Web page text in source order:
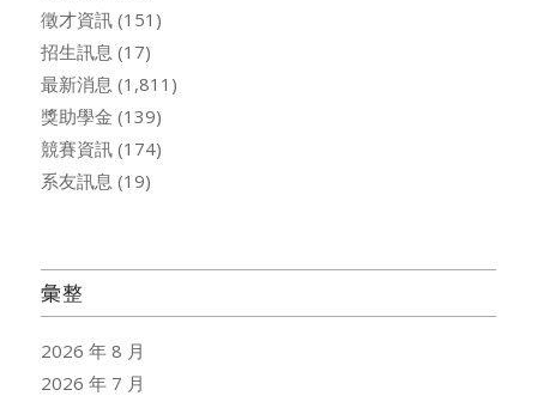
徵才資訊(151)
招生訊息 (17)
最新消息 (1,811)
獎助學金 (139)
競賽資訊(174)
系友訊息 (19)
彙整
2026 年 8 月
2026 年 7 月